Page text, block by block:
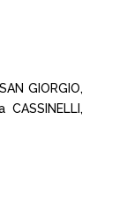
GIORGIO,